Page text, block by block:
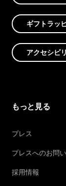
ギフトラッ
アクセシビ
もっと見る
プレス
プレスへのお問
採用情報